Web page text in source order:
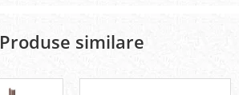
Produse similare